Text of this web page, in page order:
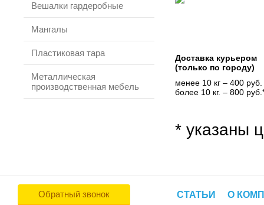
Вешалки гардеробные
Мангалы
Пластиковая тара
Металлическая
производственная мебель
Доставка курьером
(только по городу)
менее 10 кг – 400 руб.
более 10 кг. – 800
* указаны
Обратный звонок СТАТЬИ О